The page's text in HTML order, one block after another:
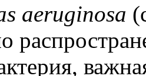
aeruginosa